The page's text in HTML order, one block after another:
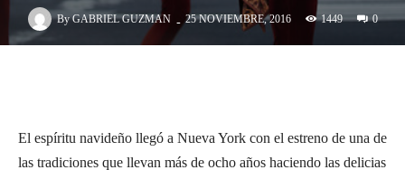
By GABRIEL GUZMAN - 25 NOVIEMBRE, 2016 1449 0
El espíritu navideño llegó a Nueva York con el estreno de una de
las tradiciones que llevan más de ocho años haciendo las delicias